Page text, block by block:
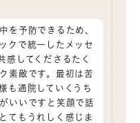
を予防できるため、
クで統一したメッセ
感してくださるたく
素敵です。最初は苦
も通院していくうち
いいですと笑顔で話
てもうれしく感じま